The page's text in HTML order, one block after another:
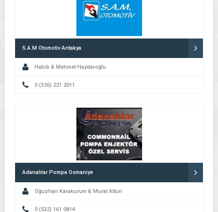
S.A.M Otomotiv Antakya
Habib & Mehmet Haydaroğlu
0 (326) 221 2011
Adanalılar Pompa Osmaniye
Oğuzhan Karakurum & Murat Altun
0 (532) 161 0814